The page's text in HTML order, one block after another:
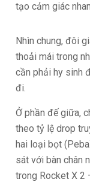
tạo cảm giác
Nhìn chung, đôi
thoải mái trong
cần phải hy sinh
đi.
Ở phần đế giữa,
theo tỷ lệ drop
hai loại bọt
sát với bàn chân
trong Rocket X 2